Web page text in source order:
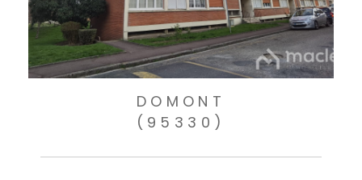
DOMONT
(95330)